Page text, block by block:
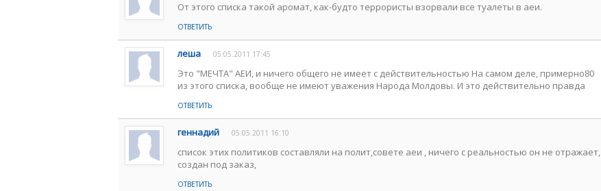
От этого списка такой аромат, как-будто террористы взорвали все туалеты в аеи.
ОТВЕТИТЬ
леша 05.05.2011 17:45
Это "МЕЧТА" АЕИ, и ничего общего не имеет с действительностью На самом деле, примерно80
из этого списка, вообще не имеют уважения Народа Молдовы. И это действительно правда
ОТВЕТИТЬ
геннадий 05.05.2011 16:10
список этих политиков составляли на полит,совете аеи , ничего с реальностью он не отражает,
создан под заказ,
ОТВЕТИТЬ